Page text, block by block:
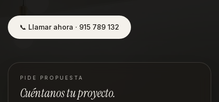
📞 Llamar ahora · 915 789 132
PIDE PROPUESTA
Cuéntanos tu proyecto.